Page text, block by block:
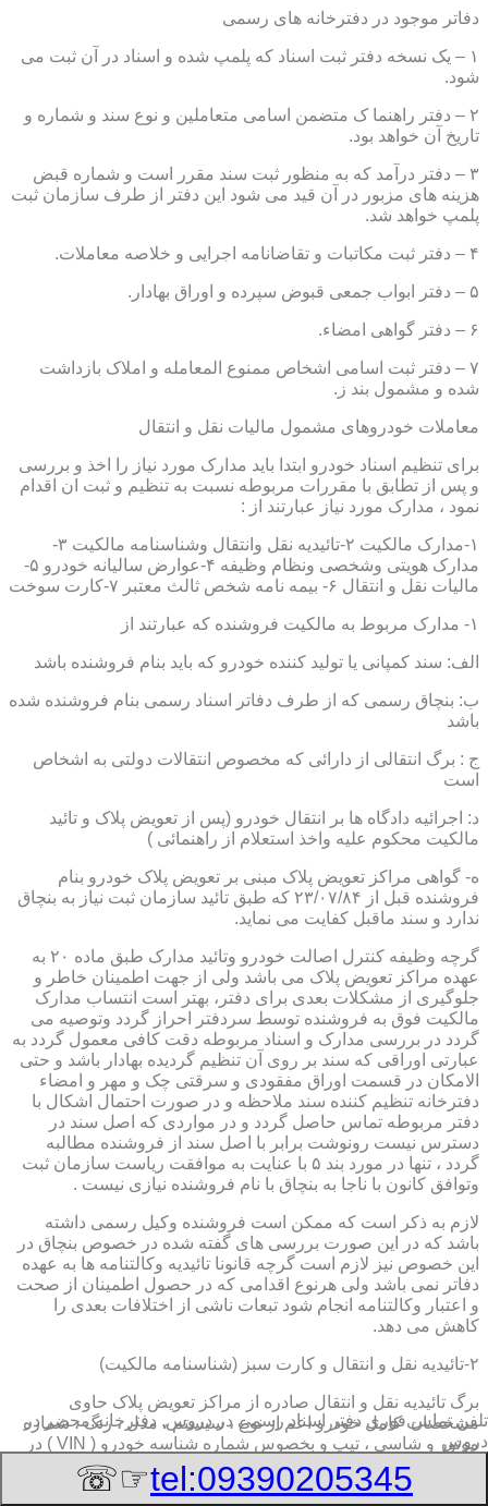
دفاتر موجود در دفترخانه های رسمی
۱ – یک نسخه دفتر ثبت اسناد که پلمپ شده و اسناد در آن ثبت می
شود.
۲ – دفتر راهنما ک متضمن اسامی متعاملین و نوع سند و شماره و
تاریخ آن خواهد بود.
۳ – دفتر درآمد که به منظور ثبت سند مقرر است و شماره قبض
هزینه های مزبور در آن قید می شود این دفتر از طرف سازمان ثبت
پلمپ خواهد شد.
۴ – دفتر ثبت مکاتبات و تقاضانامه اجرایی و خلاصه معاملات.
۵ – دفتر ابواب جمعی قبوض سپرده و اوراق بهادار.
۶ – دفتر گواهی امضاء.
۷ – دفتر ثبت اسامی اشخاص ممنوع المعامله و املاک بازداشت
شده و مشمول بند ز.
معاملات خودروهای مشمول مالیات نقل و انتقال
برای تنظیم اسناد خودرو ابتدا باید مدارک مورد نیاز را اخذ و بررسی
و پس از تطابق با مقررات مربوطه نسبت به تنظیم و ثبت ان اقدام
نمود ، مدارک مورد نیاز عبارتند از :
۱-مدارک مالکیت ۲-تائیدیه نقل وانتقال وشناسنامه مالکیت ۳-
مدارک هویتی وشخصی ونظام وظیفه ۴-عوارض سالیانه خودرو ۵-
مالیات نقل و انتقال ۶- بیمه نامه شخص ثالث معتبر ۷-کارت سوخت
۱- مدارک مربوط به مالکیت فروشنده که عبارتند از
الف: سند کمپانی یا تولید کننده خودرو که باید بنام فروشنده باشد
ب: بنچاق رسمی که از طرف دفاتر اسناد رسمی بنام فروشنده شده
باشد
ج : برگ انتقالی از دارائی که مخصوص انتقالات دولتی به اشخاص
است
د: اجرائیه دادگاه ها بر انتقال خودرو (پس از تعویض پلاک و تائید
مالکیت محکوم علیه واخذ استعلام از راهنمائی )
ه- گواهی مراکز تعویض پلاک مبنی بر تعویض پلاک خودرو بنام
فروشنده قبل از ۲۳/۰۷/۸۴ که طبق تائید سازمان ثبت نیاز به بنچاق
ندارد و سند ماقبل کفایت می نماید.
گرچه وظیفه کنترل اصالت خودرو وتائید مدارک طبق ماده ۲۰ به
عهده مراکز تعویض پلاک می باشد ولی از جهت اطمینان خاطر و
جلوگیری از مشکلات بعدی برای دفتر، بهتر است انتساب مدارک
مالکیت فوق به فروشنده توسط سردفتر احراز گردد وتوصیه می
گردد در بررسی مدارک و اسناد مربوطه دقت کافی معمول گردد به
عبارتی اوراقی که سند بر روی آن تنظیم گردیده بهادار باشد و حتی
الامکان در قسمت اوراق مفقودی و سرقتی چک و مهر و امضاء
دفترخانه تنظیم کننده سند ملاحظه و در صورت احتمال اشکال با
دفتر مربوطه تماس حاصل گردد و در مواردی که اصل سند در
دسترس نیست رونوشت برابر با اصل سند از فروشنده مطالبه
گردد ، تنها در مورد بند ۵ با عنایت به موافقت ریاست سازمان ثبت
وتوافق کانون با ناجا به بنچاق با نام فروشنده نیازی نیست .
لازم به ذکر است که ممکن است فروشنده وکیل رسمی داشته
باشد که در این صورت بررسی های گفته شده در خصوص بنچاق در
این خصوص نیز لازم است گرچه قانونا تائیدیه وکالتنامه ها به عهده
دفاتر نمی باشد ولی هرنوع اقدامی که در حصول اطمینان از صحت
و اعتبار وکالتنامه انجام شود تبعات ناشی از اختلافات بعدی را
کاهش می دهد.
۲-تائیدیه نقل و انتقال و کارت سبز (شناسنامه مالکیت)
برگ تائیدیه نقل و انتقال صادره از مراکز تعویض پلاک حاوی
مشخصات کامل خودرو اعم از نوع ، سیستم ، مدل ، رنگ ، شماره
موتور و شاسی ، تیپ و بخصوس شماره شناسه خودرو ( VIN ) در
صدر صفحه و مشخصات فروشنده و خریدار اعم از مشخصات
سجلی و شماره ملی و کدپستی و آدرس و شماره انتظامی
تلفن تماس فوری دفتر اسناد رسمی در دروس, دفترخانه,محضر در
دروس
tel:09390205345
☞☏